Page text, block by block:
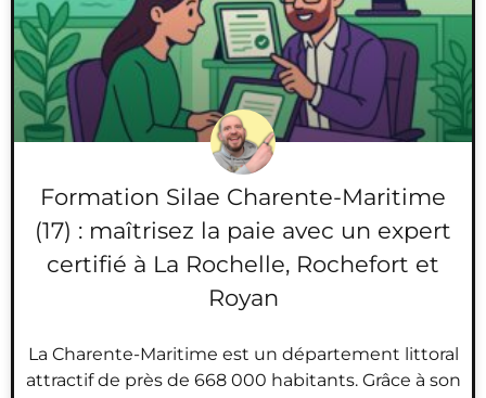
Formation Silae Charente-Maritime
(17) : maîtrisez la paie avec un expert
certifié à La Rochelle, Rochefort et
Royan
La Charente-Maritime est un département littoral
attractif de près de 668 000 habitants. Grâce à son